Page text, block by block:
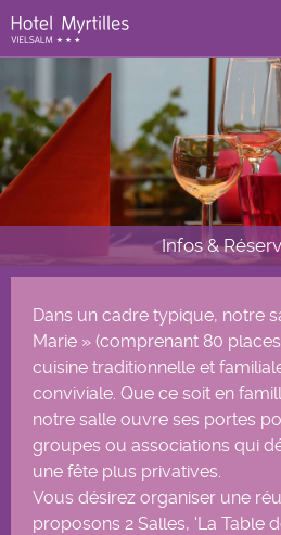
Aller au contenu principal
Infos &
Dans un cadre typique, notre
Marie » (comprenant 80
cuisine traditionnelle et
conviviale. Que ce soit en
notre salle ouvre ses portes
groupes ou associations qui
une fête plus privatives.
Vous désirez organiser une
proposons 2 Salles, 'La Table